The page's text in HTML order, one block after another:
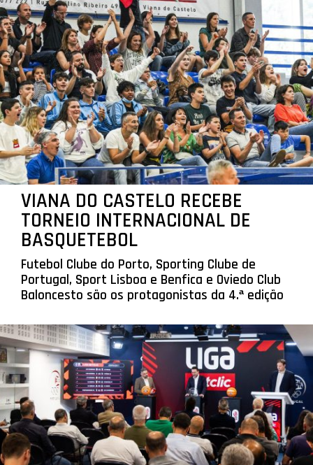
VIANA DO CASTELO RECEBE
TORNEIO INTERNACIONAL DE
BASQUETEBOL
Futebol Clube do Porto, Sporting Clube de
Portugal, Sport Lisboa e Benfica e Oviedo Club
Baloncesto são os protagonistas da 4.ª edição